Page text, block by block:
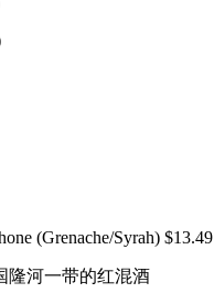
(Grenache/Syrah) $13.49
隆河一带的红混酒